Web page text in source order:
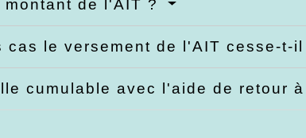
de l'AIT ?
cas le versement de l'AIT cesse-t-il
cumulable avec l'aide de retour